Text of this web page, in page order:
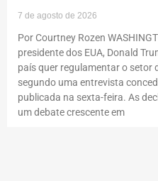
7 de agosto de 2026
Por Courtney Rozen
presidente dos EUA, Donald
país quer regulamentar o setor
segundo uma entrevista
publicada na sexta-feira. As
um debate crescente em